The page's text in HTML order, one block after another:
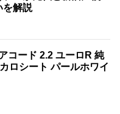
を解説
コード 2.2 ユーロR 純
ロシート パールホワイ